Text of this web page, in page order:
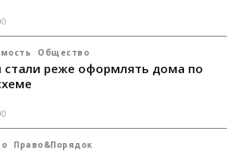
Общество
реже оформлять дома по
Право&Порядок